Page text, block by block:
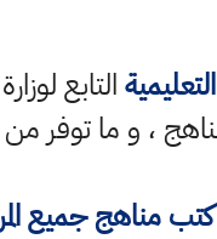
التابع
، و ما توفر من
كتب مناهج جميع